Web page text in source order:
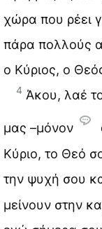
χώρα που ρέει
πάρα πολλούς
ο Κύριος, ο
4 Άκου, λαέ
μας –μόνον
Κύριο, το Θεό
την ψυχή σου
μείνουν στην